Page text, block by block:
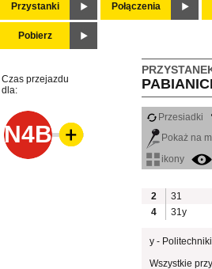
Przystanki Połączenia
Pobierz
Czas przejazdu
dla:
N4B
Przesiadki
Pokaż na
ikony
2
31
4
31y
y -
Wszystkie